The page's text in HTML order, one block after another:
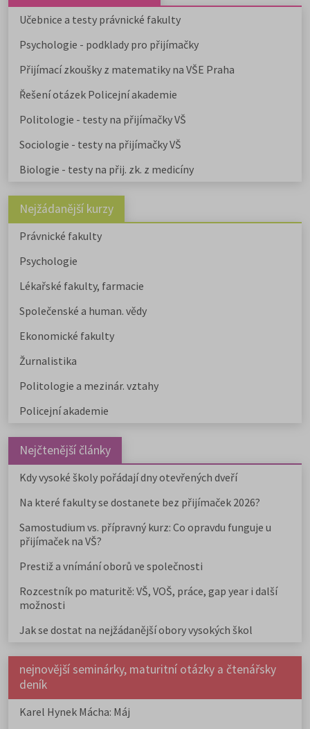
můžete studovat na 9
fakultách, dvou institutech a
vysokých školách od uměleckých
po ekonomické či technické.
Pedagogicky zaměřené obory
nabízejí také soukromé vysoké
školy.
zaměřené obory a
uvádíme v samostatném článku.
Chystáte se na humanitní
Stáhněte si zdarma e-book s
přehledem humanitních fakult,
Učebnice a testy právnické fakulty
Psychologie - podklady pro přijímačky
Přijímací zkoušky z matematiky na VŠE Praha
Řešení otázek Policejní akademie
Politologie - testy na přijímačky VŠ
Sociologie - testy na přijímačky VŠ
Biologie - testy na přij. zk. z medicíny
Nejžádanější kurzy
Právnické fakulty
Psychologie
Lékařské fakulty, farmacie
Společenské a human. vědy
Ekonomické fakulty
Žurnalistika
Politologie a mezinár. vztahy
Policejní akademie
Nejčtenější články
Kdy vysoké školy pořádají dny otevřených dveří
Na které fakulty se dostanete bez přijímaček 2026?
Samostudium vs. přípravný kurz: Co opravdu funguje u
přijímaček na VŠ?
Prestiž a vnímání oborů ve společnosti
Rozcestník po maturitě: VŠ, VOŠ, práce, gap year i další
možnosti
Jak se dostat na nejžádanější obory vysokých škol
nejnovější seminárky, maturitní otázky a čtenářsky
deník
Karel Hynek Mácha: Máj